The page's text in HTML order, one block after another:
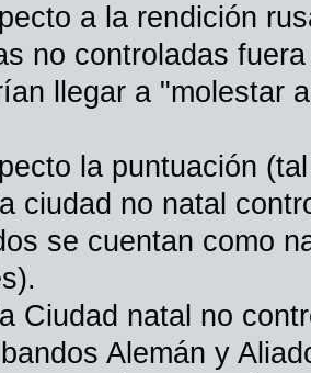
a la rendición
no controladas
llegar a "molestar
la puntuación
ciudad no natal
se cuentan como
Ciudad natal no
Alemán y